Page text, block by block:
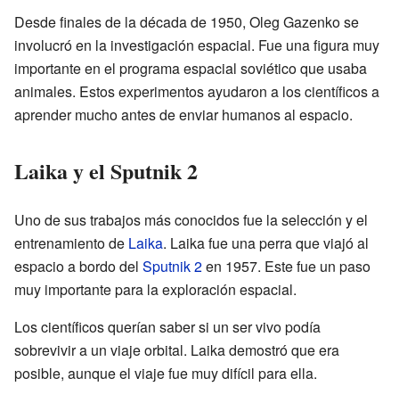
Desde finales de la década de 1950, Oleg Gazenko se
involucró en la investigación espacial. Fue una figura muy
importante en el programa espacial soviético que usaba
animales. Estos experimentos ayudaron a los científicos a
aprender mucho antes de enviar humanos al espacio.
Laika y el Sputnik 2
Uno de sus trabajos más conocidos fue la selección y el
entrenamiento de Laika. Laika fue una perra que viajó al
espacio a bordo del Sputnik 2en 1957. Este fue un paso
muy importante para la exploración espacial.
Los científicos querían saber si un ser vivo podía
sobrevivir a un viaje orbital. Laika demostró que era
posible, aunque el viaje fue muy difícil para ella.